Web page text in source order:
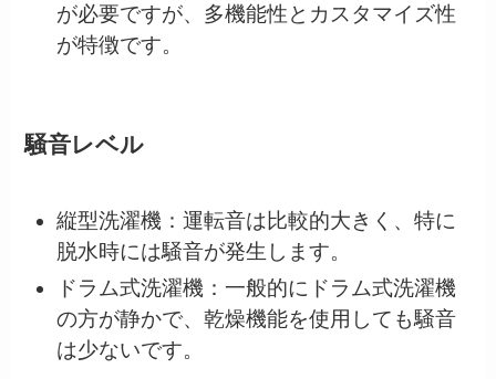
が必要ですが、多機能性とカスタマイズ性
が特徴です。
騒音レベル
縦型洗濯機：運転音は比較的大きく、特に
脱水時には騒音が発生します。
ドラム式洗濯機：一般的にドラム式洗濯機
の方が静かで、乾燥機能を使用しても騒音
は少ないです。